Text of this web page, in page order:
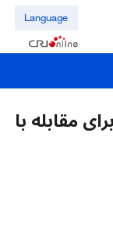
Language
مقابله با